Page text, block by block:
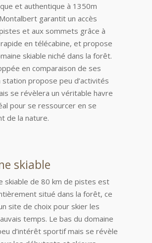
et authentique à 1350m
garantit un accès
et aux sommets grâce à
en télécabine, et propose
skiable niché dans la forêt.
en comparaison de ses
station propose peu d’activités
se révèlera un véritable havre
pour se ressourcer en se
de la nature.
skiable
skiable de 80 km de pistes est
situé dans la forêt, ce
site de choix pour skier les
temps. Le bas du domaine
d’intérêt sportif mais se révèle